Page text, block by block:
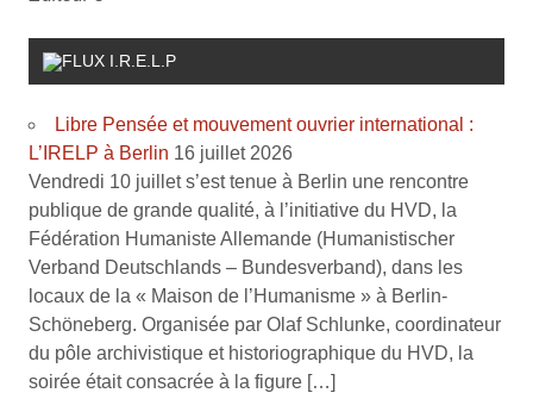
I.R.E.L.P
Libre Pensée et mouvement ouvrier international :
L’IRELP à Berlin 16 juillet 2026
Vendredi 10 juillet s’est tenue à Berlin une rencontre
publique de grande qualité, à l’initiative du HVD, la
Fédération Humaniste Allemande (Humanistischer
Verband Deutschlands – Bundesverband), dans les
locaux de la « Maison de l’Humanisme » à Berlin-
Schöneberg. Organisée par Olaf Schlunke, coordinateur
du pôle archivistique et historiographique du HVD, la
soirée était consacrée à la figure […]